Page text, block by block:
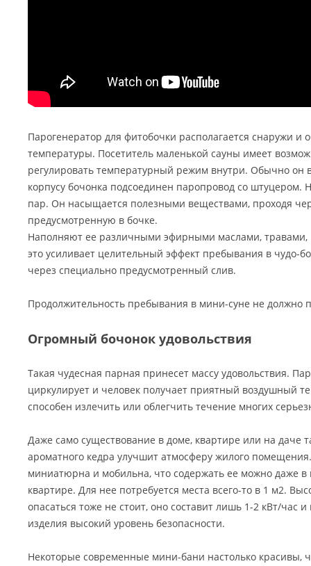
Парогенератор для фитобочки располагается снаружи и
температуры. Посетитель маленькой сауны имеет
регулировать температурный режим внутри. Обычно он
корпусу бочонка подсоединен паропровод со штуцером.
пар. Он насыщается полезными веществами, проходя
предусмотренную в бочке.
Наполняют ее различными эфирными маслами, травами,
это усиливает целительный эффект пребывания в чудо-
через специально предусмотренный слив.
Продолжительность пребывания в мини-суне не должно
Огромный бочонок удовольствия
Такая чудесная парная принесет массу удовольствия.
циркулирует и человек получает приятный воздушный
способен излечить или облегчить течение многих
Даже само существование в доме, квартире или на даче
ароматного кедра улучшит атмосферу жилого
миниатюрна и мобильна, что содержать ее можно даже в
квартире. Для нее потребуется места всего-то в 1 м2.
опасаться тоже не стоит, оно составит лишь 1-2 кВт/час
изделия высокий уровень безопасности.
Некоторые современные мини-бани настолько красивы,